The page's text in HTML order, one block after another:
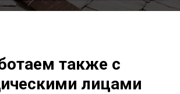
также с
лицами